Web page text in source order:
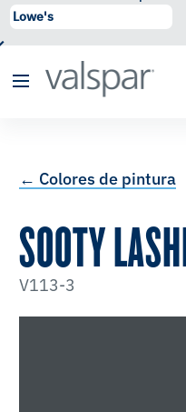
se ha
← Colores de pintura
SOOTY
V113-3